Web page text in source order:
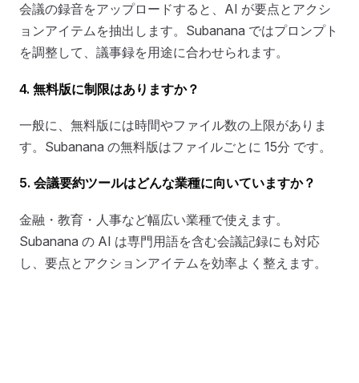
会議の録音をアップロードすると、AI が要点とアクシ
ョンアイテムを抽出します。Subanana ではプロンプト
を調整して、議事録を用途に合わせられます。
4. 無料版に制限はありますか？
一般に、無料版には時間やファイル数の上限がありま
す。Subanana の無料版はファイルごとに 15分 です。
5. 会議要約ツールはどんな業種に向いていますか？
金融・教育・人事など幅広い業種で使えます。
Subanana の AI は専門用語を含む会議記録にも対応
し、要点とアクションアイテムを効率よく整えます。